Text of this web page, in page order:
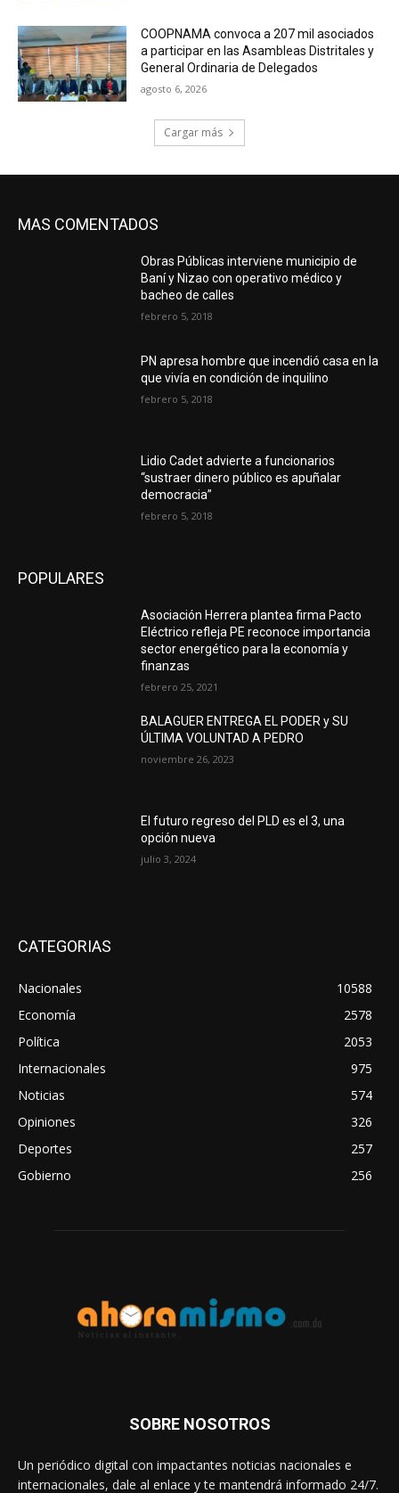
COOPNAMA convoca a 207 mil asociados
a participar en las Asambleas Distritales y
General Ordinaria de Delegados
agosto 6, 2026
Cargar más
MAS COMENTADOS
Obras Públicas interviene municipio de
Baní y Nizao con operativo médico y
bacheo de calles
febrero 5, 2018
PN apresa hombre que incendió casa en la
que vivía en condición de inquilino
febrero 5, 2018
Lidio Cadet advierte a funcionarios
“sustraer dinero público es apuñalar
democracia”
febrero 5, 2018
POPULARES
Asociación Herrera plantea firma Pacto
Eléctrico refleja PE reconoce importancia
sector energético para la economía y
finanzas
febrero 25, 2021
BALAGUER ENTREGA EL PODER y SU
ÚLTIMA VOLUNTAD A PEDRO
noviembre 26, 2023
El futuro regreso del PLD es el 3, una
opción nueva
julio 3, 2024
CATEGORIAS
Nacionales
10588
Economía
2578
Política
2053
Internacionales
975
Noticias
574
Opiniones
326
Deportes
257
Gobierno
256
SOBRE NOSOTROS
Un periódico digital con impactantes noticias nacionales e
internacionales, dale al enlace y te mantendrá informado 24/7.